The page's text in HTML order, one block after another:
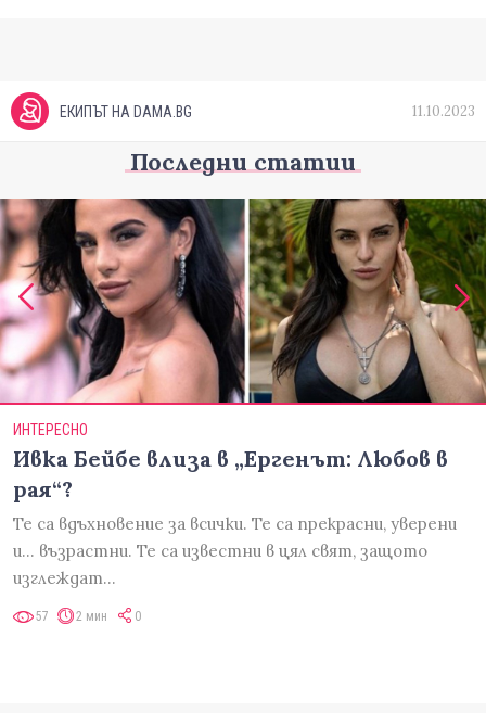
ЕКИПЪТ НА DAMA.BG 11.10.2023
Последни статии
ИНТЕРЕСНО
Ивка Бейбе влиза в „Ергенът: Любов в
рая“?
Те са вдъхновение за всички. Те са прекрасни, уверени
и... възрастни. Те са известни в цял свят, защото
изглеждат…
57 2 мин 0